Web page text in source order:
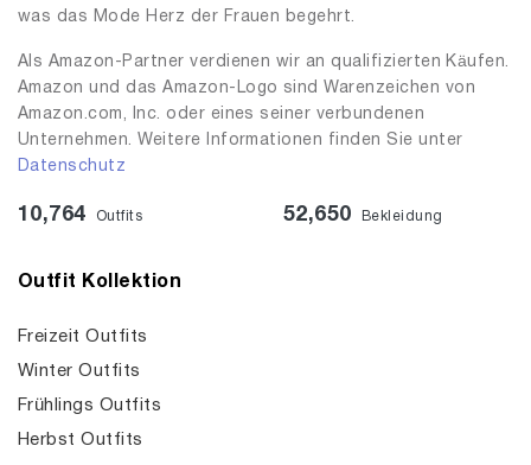
was das Mode Herz der Frauen begehrt.
Als Amazon-Partner verdienen wir an qualifizierten Käufen.
Amazon und das Amazon-Logo sind Warenzeichen von
Amazon.com, Inc. oder eines seiner verbundenen
Unternehmen. Weitere Informationen finden Sie unter
Datenschutz
10,764 Outfits 52,650 Bekleidung
Outfit Kollektion
Freizeit Outfits
Winter Outfits
Frühlings Outfits
Herbst Outfits